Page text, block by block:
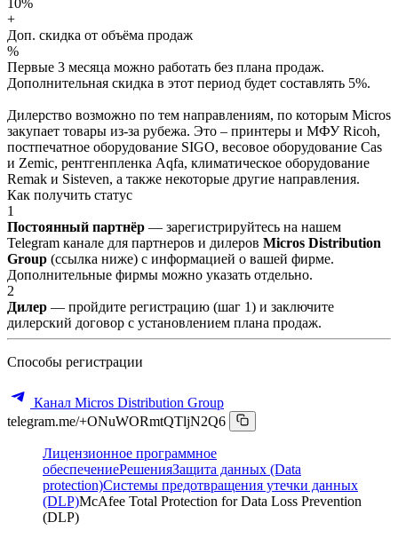
+
Доп. скидка от объёма продаж
%
Первые 3 месяца можно работать без плана продаж.
Дополнительная скидка в этот период будет составлять 5%.
Дилерство возможно по тем направлениям, по которым Micros
закупает товары из-за рубежа. Это – принтеры и МФУ Ricoh,
постпечатное оборудование SIGO, весовое оборудование Cas
и Zemic, рентгенпленка Aqfa, климатическое оборудование
Remak и Sisteven, а также некоторые другие направления.
Как получить статус
1
Постоянный партнёр — зарегистрируйтесь на нашем
Telegram канале для партнеров и дилеров Micros Distribution
Group (ссылка ниже) с информацией о вашей фирме.
Дополнительные фирмы можно указать отдельно.
2
Дилер — пройдите регистрацию (шаг 1) и заключите
дилерский договор с установлением плана продаж.
Способы регистрации
Канал Micros Distribution Group
telegram.me/+ONuWORmtQTljN2Q6
Лицензионное программное
обеспечениеРешенияЗащита данных (Data
protection)Системы предотвращения утечки данных
(DLP)McAfee Total Protection for Data Loss Prevention
(DLP)